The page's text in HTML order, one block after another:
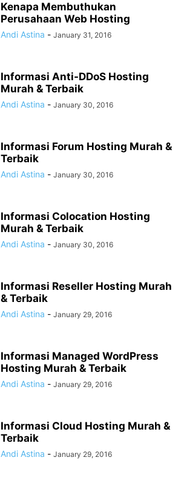
Kenapa Membuthukan
Perusahaan Web Hosting
Andi Astina - January 31, 2016
Informasi Anti-DDoS Hosting
Murah & Terbaik
Andi Astina - January 30, 2016
Informasi Forum Hosting Murah &
Terbaik
Andi Astina - January 30, 2016
Informasi Colocation Hosting
Murah & Terbaik
Andi Astina - January 30, 2016
Informasi Reseller Hosting Murah
& Terbaik
Andi Astina - January 29, 2016
Informasi Managed WordPress
Hosting Murah & Terbaik
Andi Astina - January 29, 2016
Informasi Cloud Hosting Murah &
Terbaik
Andi Astina - January 29, 2016